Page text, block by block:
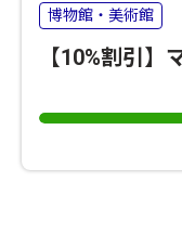
博物館・美術館
【10%割引】